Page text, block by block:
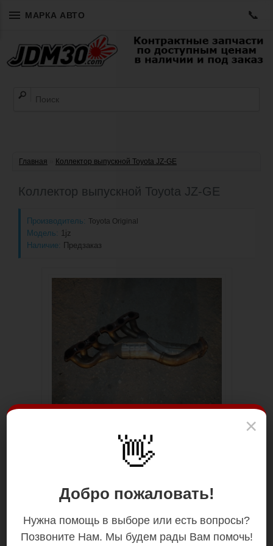
МАРКА АВТО 📞
×
👋
Добро пожаловать!
Нужна помощь в выборе или есть вопросы?
Позвоните Нам. Мы будем рады Вам помочь!
Главная Коллектор выпускной Toyota JZ-GE
Коллектор выпускной Toyota JZ-GE
Производитель: Toyota Original
Модель: 1jz
Наличие: Предзаказ